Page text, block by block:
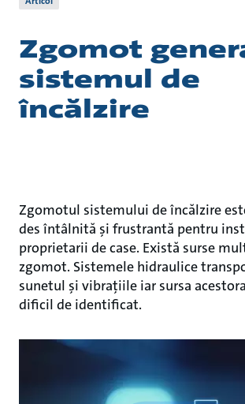
Zgomot
sistemul de
încălzire
Zgomotul sistemului de încălzire
des întâlnită și frustrantă pentru
proprietarii de case. Există surse
zgomot. Sistemele hidraulice
sunetul și vibrațiile iar sursa
dificil de identificat.